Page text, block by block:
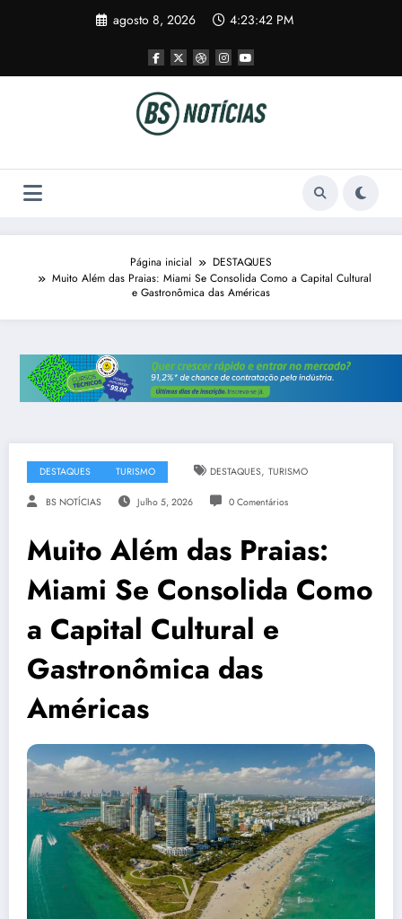
agosto 8, 2026 4:23:42 PM
Página inicial
DESTAQUES
Muito Além das Praias: Miami Se Consolida Como a Capital Cultural
e Gastronômica das Américas
DESTAQUES TURISMO DESTAQUES, TURISMO
BS NOTÍCIAS Julho 5, 2026 0 Comentários
Muito Além das Praias:
Miami Se Consolida Como
a Capital Cultural e
Gastronômica das
Américas